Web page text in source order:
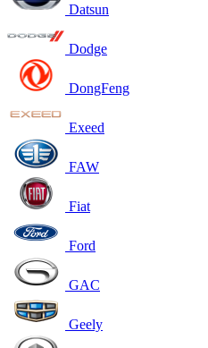
Datsun
Dodge
DongFeng
Exeed
FAW
Fiat
Ford
GAC
Geely